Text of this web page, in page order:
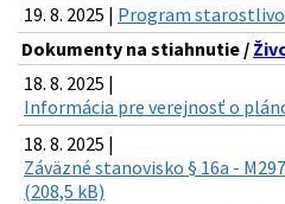
19. 8. 2025 | Program
Dokumenty na stiahnutie /
18. 8. 2025 |
Informácia pre verejnosť o
18. 8. 2025 |
Záväzné stanovisko § 16a -
(208,5 kB)